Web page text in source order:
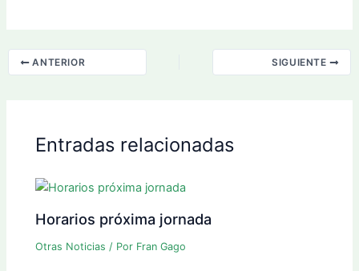
ANTERIOR SIGUIENTE
Entradas relacionadas
Horarios próxima jornada
Otras Noticias / Por Fran Gago